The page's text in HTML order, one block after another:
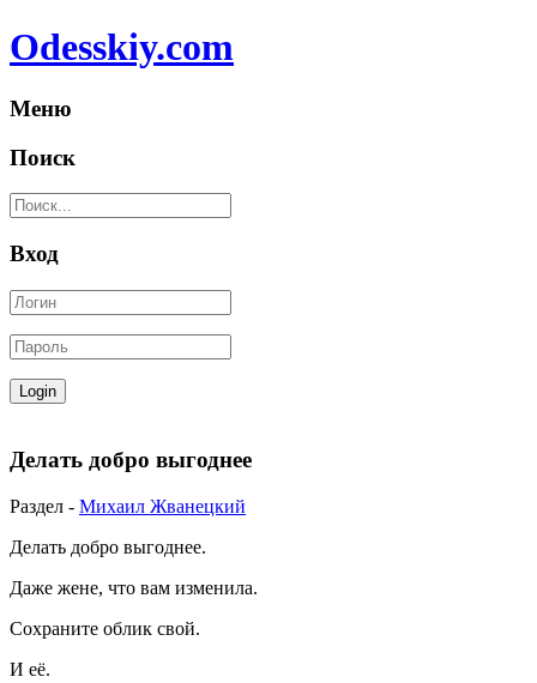
Odesskiy.com
Меню
Поиск
Вход
Делать добро выгоднее
Раздел - Михаил Жванецкий
Делать добро выгоднее.
Даже жене, что вам изменила.
Сохраните облик свой.
И её.